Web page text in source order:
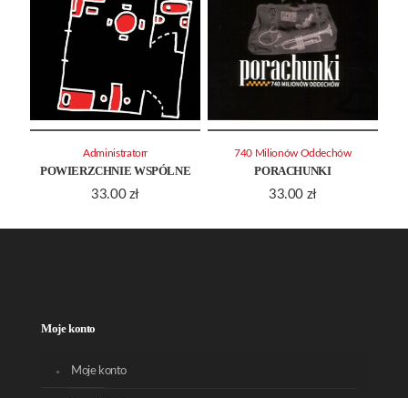
POWIERZCHNIE WSPÓLNE
33.00 zł
Administratorr
PORACHUNKI
33.00 zł
740 Milionów Oddechów
Moje konto
Moje konto